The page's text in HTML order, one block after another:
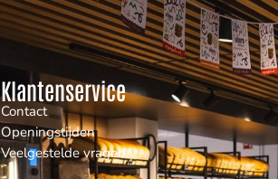
Klantenservice
Contact
Openingstijden
Veelgestelde vragen